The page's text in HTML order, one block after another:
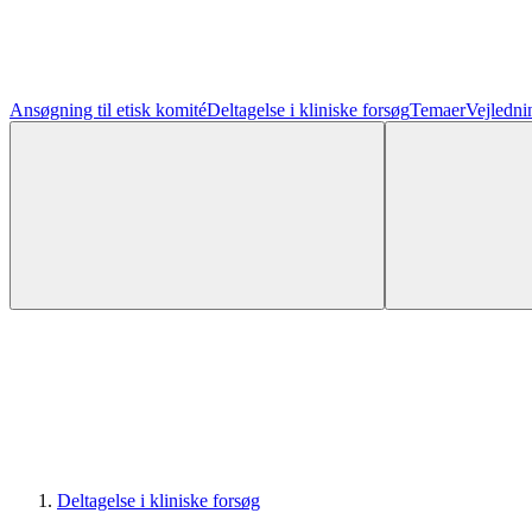
Ansøgning til etisk komitéDeltagelse i kliniske forsøgTemaer
Deltagelse i kliniske forsøg